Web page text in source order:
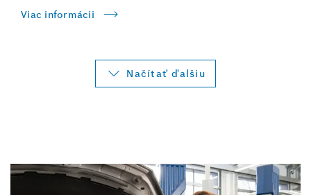
Viac informácii
Načítať ďalšiu